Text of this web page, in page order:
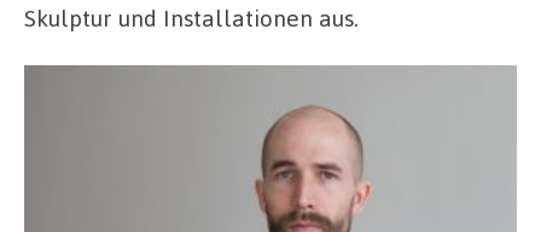
Skulptur und Installationen aus.